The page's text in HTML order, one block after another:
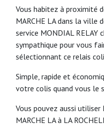
Vous habitez à proximité
MARCHE LA dans la ville
service MONDIAL RELAY
sympathique pour vous
sélectionnant ce relais
Simple, rapide et
votre colis quand vous le
Vous pouvez aussi utiliser
MARCHE LA à LA